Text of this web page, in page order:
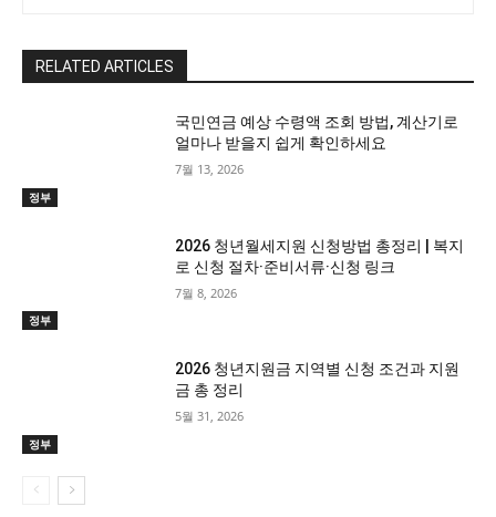
RELATED ARTICLES
정부
국민연금 예상 수령액 조회 방법, 계산기로
얼마나 받을지 쉽게 확인하세요
7월 13, 2026
정부
2026 청년월세지원 신청방법 총정리 | 복지
로 신청 절차·준비서류·신청 링크
7월 8, 2026
정부
2026 청년지원금 지역별 신청 조건과 지원
금 총 정리
5월 31, 2026